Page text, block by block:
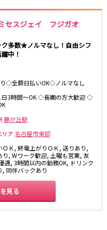
セスジェイ フジガオ
ク多数★ノルマなし！自由シフ
中！
◇全額日払いOK◇ノルマなし
3時間～OK ◇長期の方大歓迎 ◇
藤が丘駅
リア 名古屋市東部
Ｋ, 終電上がりＯＫ, 送りあり,
, Wワーク歓迎, 土曜も営業, 友
遇, 3時間以内の勤務OK, ドリンク
同伴バックあり
見る